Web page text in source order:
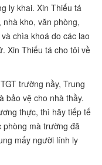
ly khai. Xin Thiếu tá
kho, văn phòng,
chìa khoá do các lao
Xin Thiếu tá cho tôi về
trường nầy, Trung
bảo vệ cho nhà thầy.
thực, thì hãy tiếp tế
phòng mà trường đã
mấy người lính ly